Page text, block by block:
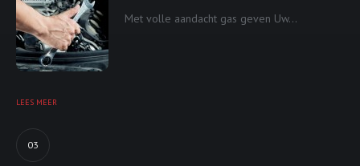
Met volle aandacht gas geven Uw...
LEES MEER
03